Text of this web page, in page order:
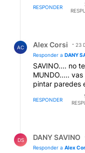
RESPONDER
AC Alex Corsi
23
Responder a DANY
SAVINO.... no
MUNDO.....
pintar paredes
RESPONDER
DS DANY SAVINO
Responder a Alex